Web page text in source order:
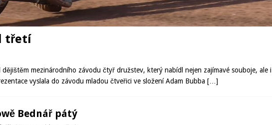
třetí
mezinárodního závodu čtyř družstev, který nabídl nejen zajímavé souboje, ale i
vyslala do závodu mladou čtveřici ve složení Adam Bubba […]
Bednář pátý